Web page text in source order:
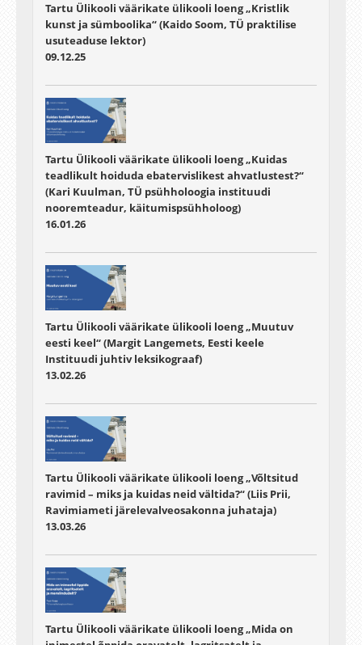
Tartu Ülikooli väärikate ülikooli loeng „Kristlik
kunst ja sümboolika“ (Kaido Soom, TÜ praktilise
usuteaduse lektor)
09.12.25
Tartu Ülikooli väärikate ülikooli loeng „Kuidas
teadlikult hoiduda ebatervislikest ahvatlustest?“
(Kari Kuulman, TÜ psühholoogia instituudi
nooremteadur, käitumispsühholoog)
16.01.26
Tartu Ülikooli väärikate ülikooli loeng „Muutuv
eesti keel“ (Margit Langemets, Eesti keele
Instituudi juhtiv leksikograaf)
13.02.26
Tartu Ülikooli väärikate ülikooli loeng „Võltsitud
ravimid – miks ja kuidas neid vältida?“ (Liis Prii,
Ravimiameti järelevalveosakonna juhataja)
13.03.26
Tartu Ülikooli väärikate ülikooli loeng „Mida on